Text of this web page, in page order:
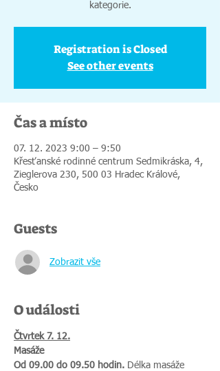
kategorie.
Registration is Closed
See other events
Čas a místo
07. 12. 2023 9:00 – 9:50
Křesťanské rodinné centrum Sedmikráska, 4,
Zieglerova 230, 500 03 Hradec Králové,
Česko
Guests
Zobrazit vše
O události
Čtvrtek 7. 12.
Masáže
Od 09.00 do 09.50 hodin. Délka masáže